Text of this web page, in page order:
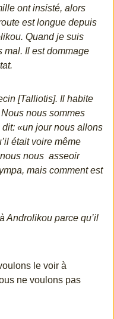
ont insisté, alors
est longue depuis
Quand je suis
mal. Il est dommage
[Talliotis]. Il habite
nous sommes
dit: «un jour nous allons
était voire même
nous asseoir
mais comment est
Androlikou parce qu’il
le voir à
ne voulons pas